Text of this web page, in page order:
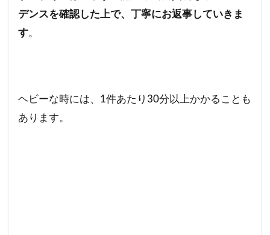
デンスを確認した上で、丁寧にお返事していきま
す。
ヘビーな時には、1件あたり30分以上かかることも
あります。